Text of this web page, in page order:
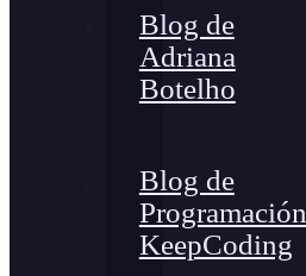
Blog de
Adriana
Botelho
Blog de
Programación
KeepCoding